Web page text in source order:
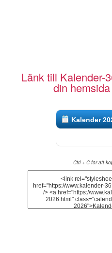
Länk till Kalender-
din
Kalender
Ctrl + C för att